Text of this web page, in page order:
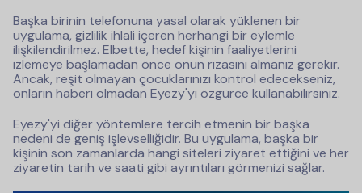
Başka birinin telefonuna yasal olarak yüklenen bir
uygulama, gizlilik ihlali içeren herhangi bir eylemle
ilişkilendirilmez. Elbette, hedef kişinin faaliyetlerini
izlemeye başlamadan önce onun rızasını almanız gerekir.
Ancak, reşit olmayan çocuklarınızı kontrol edecekseniz,
onların haberi olmadan Eyezy'yi özgürce kullanabilirsiniz.
Eyezy'yi diğer yöntemlere tercih etmenin bir başka
nedeni de geniş işlevselliğidir. Bu uygulama, başka bir
kişinin son zamanlarda hangi siteleri ziyaret ettiğini ve her
ziyaretin tarih ve saati gibi ayrıntıları görmenizi sağlar.